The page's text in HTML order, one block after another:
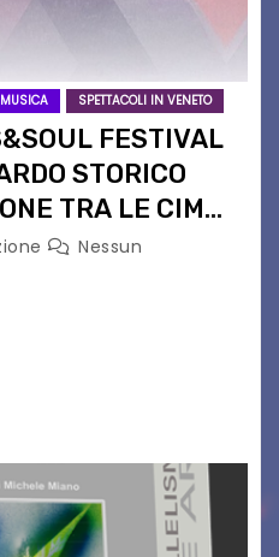
MUSICA SPETTACOLI IN VENETO
FESTIVAL
STORICO
TRA LE CIME
Nessun